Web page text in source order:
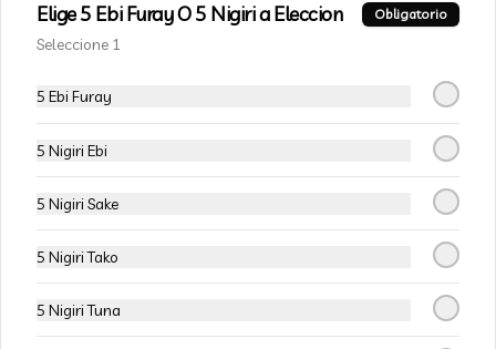
$5.490$6.490
-15%
112-Niel Rolls
Champiñon furay, queso crema y
$5.490$6.490
Elige 5 Ebi Furay O 5 Nigiri a Eleccion Obligatorio
Seleccione 1
5 Ebi Furay
5 Nigiri Ebi
5 Nigiri Sake
5 Nigiri Tako
5 Nigiri Tuna